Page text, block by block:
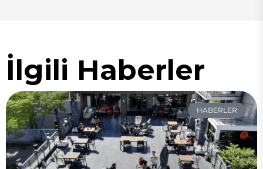
İlgili Haberler
HABERLER